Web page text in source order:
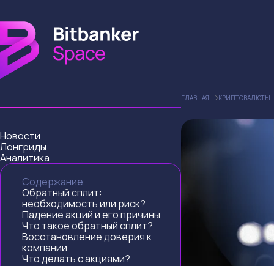
Новости
Лонгриды
Аналитика
Содержание
Обратный сплит:
необходимость или риск?
Падение акций и его причины
Что такое обратный сплит?
Восстановление доверия к
компании
Что делать с акциями?
ГЛАВНАЯ КРИПТОВАЛЮТЫ